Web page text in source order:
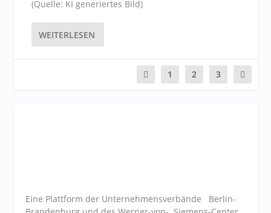
(Quelle: KI generiertes Bild)
WEITERLESEN
1 2 3
Eine Plattform der Unternehmensverbände Berlin-